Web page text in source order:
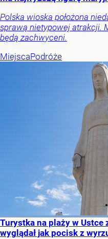
Polska wioska położona
sprawą nietypowej atrakcji.
będą zachwyceni.
MiejscaPodróże
Turystka na plaży w Ustce
wyglądał jak pocisk z